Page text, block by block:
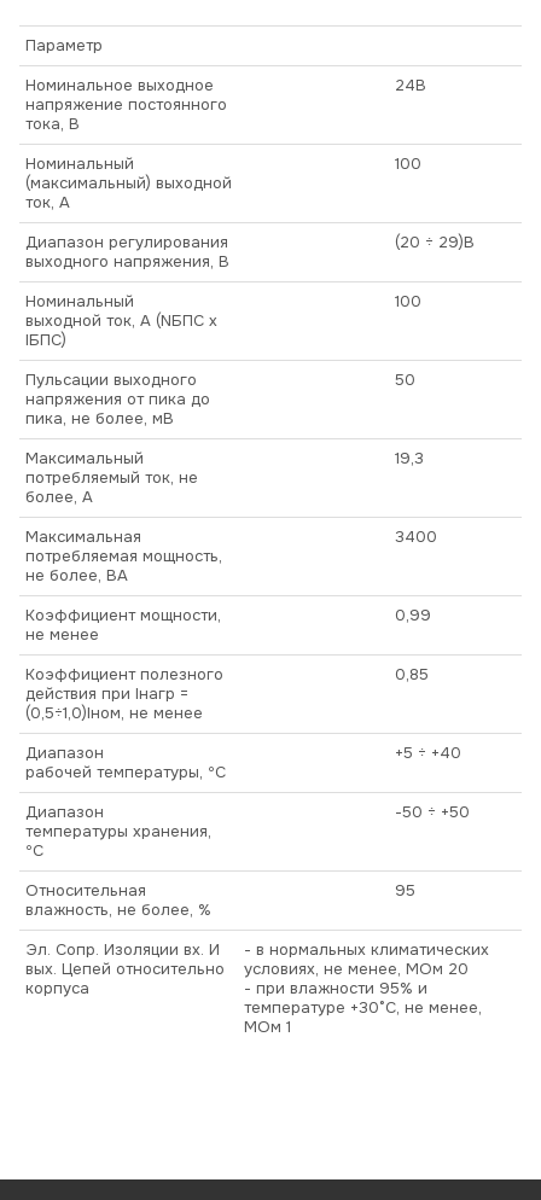
Параметр
Номинальное выходное
напряжение постоянного
тока, В
24В
Номинальный
(максимальный) выходной
ток, А
100
Диапазон регулирования
выходного напряжения, В
(20 ÷ 29)В
Номинальный
выходной ток, А (NБПС х
IБПС)
100
Пульсации выходного
напряжения от пика до
пика, не более, мВ
50
Максимальный
потребляемый ток, не
более, А
19,3
Максимальная
потребляемая мощность,
не более, ВА
3400
Коэффициент мощности,
не менее
0,99
Коэффициент полезного
действия при Iнагр =
(0,5÷1,0)Iном, не менее
0,85
Диапазон
рабочей температуры, ºС
+5 ÷ +40
Диапазон
температуры хранения,
ºС
-50 ÷ +50
Относительная
влажность, не более, %
95
Эл. Сопр. Изоляции вх. И
вых. Цепей относительно
корпуса
- в нормальных климатических
условиях, не менее, МОм 20
- при влажности 95% и
температуре +30°С, не менее,
МОм 1